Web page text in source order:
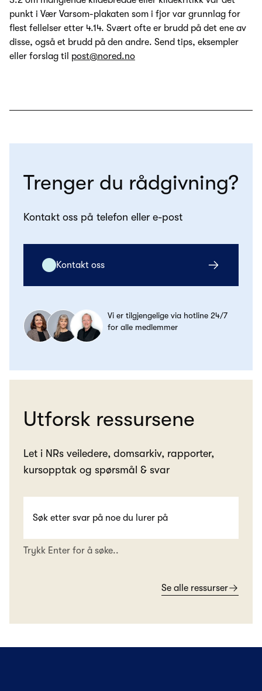
punkt i Vær Varsom-plakaten som i fjor var grunnlag for
flest fellelser etter 4.14. Svært ofte er brudd på det ene av
disse, også et brudd på den andre. Send tips, eksempler
eller forslag til post@nored.no
Trenger du rådgivning?
Kontakt oss på telefon eller e-post
Kontakt oss
Vi er tilgjengelige via hotline 24/7
for alle medlemmer
Utforsk ressursene
Let i NRs veiledere, domsarkiv, rapporter,
kursopptak og spørsmål & svar
Trykk Enter for å søke..
Se alle ressurser